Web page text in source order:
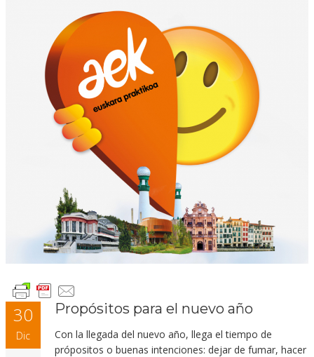
30
Dic
Propósitos para el nuevo año
Con la llegada del nuevo año, llega el tiempo de
própositos o buenas intenciones: dejar de fumar, hacer